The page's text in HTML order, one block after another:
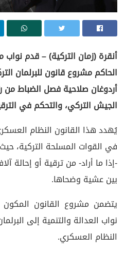
أنقرة (زمان التركية) – قدم نواب
الحاكم مشروع قانون للبرلمان
أردوغان صلاحية فصل الضباط من
الجيش التركي، والتحكم في
يُهدد هذا القانون النظام
في القوات المسلحة التركية،
-إذا ما أراد- من ترقية أو إحالة
بين عشية وضحاها.
نواب العدالة والتنمية إلى
النظام العسكري.